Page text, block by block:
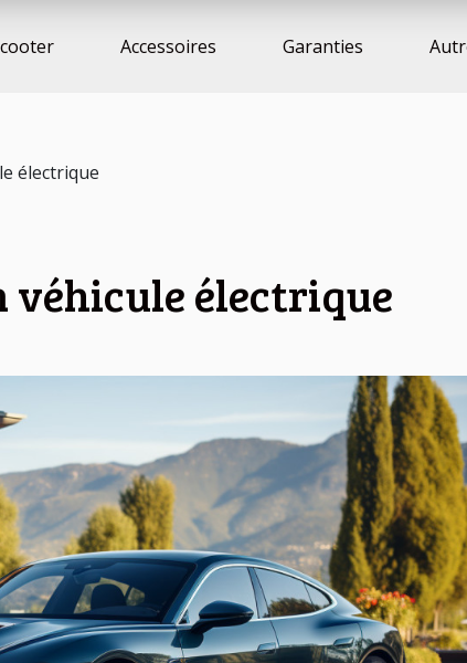
Accessoires Garanties
électrique
véhicule électrique